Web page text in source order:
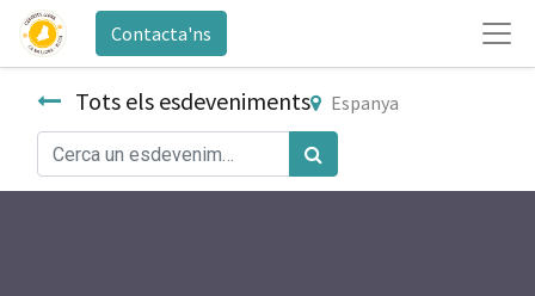
Contacta'ns
Tots els esdeveniments Espanya